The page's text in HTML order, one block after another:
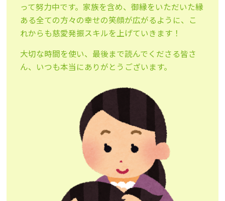
って努力中です。家族を含め、御縁をいただいた縁
ある全ての方々の幸せの笑顔が広がるように、こ
れからも慈愛発振スキルを上げていきます！
大切な時間を使い、最後まで読んでくださる皆さ
ん、いつも本当にありがとうございます。